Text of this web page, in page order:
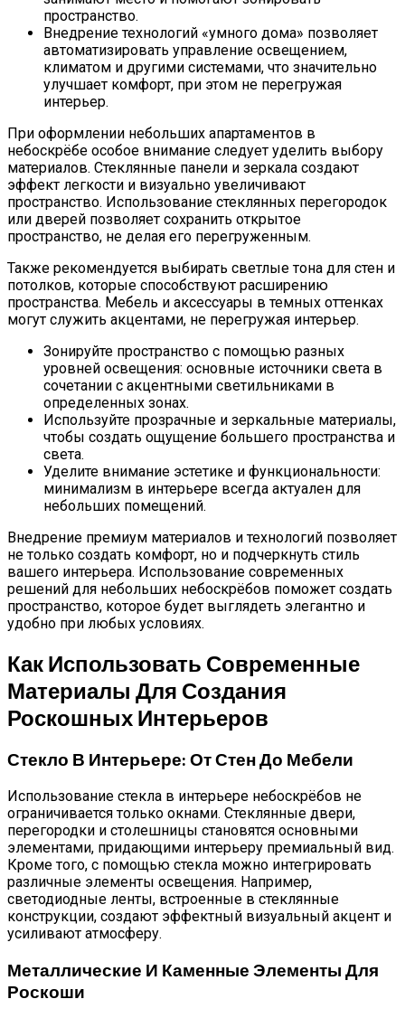
пространство.
Внедрение технологий «умного дома» позволяет
автоматизировать управление освещением,
климатом и другими системами, что значительно
улучшает комфорт, при этом не перегружая
интерьер.
При оформлении небольших апартаментов в
небоскрёбе особое внимание следует уделить выбору
материалов. Стеклянные панели и зеркала создают
эффект легкости и визуально увеличивают
пространство. Использование стеклянных перегородок
или дверей позволяет сохранить открытое
пространство, не делая его перегруженным.
Также рекомендуется выбирать светлые тона для стен и
потолков, которые способствуют расширению
пространства. Мебель и аксессуары в темных оттенках
могут служить акцентами, не перегружая интерьер.
Зонируйте пространство с помощью разных
уровней освещения: основные источники света в
сочетании с акцентными светильниками в
определенных зонах.
Используйте прозрачные и зеркальные материалы,
чтобы создать ощущение большего пространства и
света.
Уделите внимание эстетике и функциональности:
минимализм в интерьере всегда актуален для
небольших помещений.
Внедрение премиум материалов и технологий позволяет
не только создать комфорт, но и подчеркнуть стиль
вашего интерьера. Использование современных
решений для небольших небоскрёбов поможет создать
пространство, которое будет выглядеть элегантно и
удобно при любых условиях.
Как Использовать Современные
Материалы Для Создания
Роскошных Интерьеров
Стекло В Интерьере: От Стен До Мебели
Использование стекла в интерьере небоскрёбов не
ограничивается только окнами. Стеклянные двери,
перегородки и столешницы становятся основными
элементами, придающими интерьеру премиальный вид.
Кроме того, с помощью стекла можно интегрировать
различные элементы освещения. Например,
светодиодные ленты, встроенные в стеклянные
конструкции, создают эффектный визуальный акцент и
усиливают атмосферу.
Металлические И Каменные Элементы Для
Роскоши